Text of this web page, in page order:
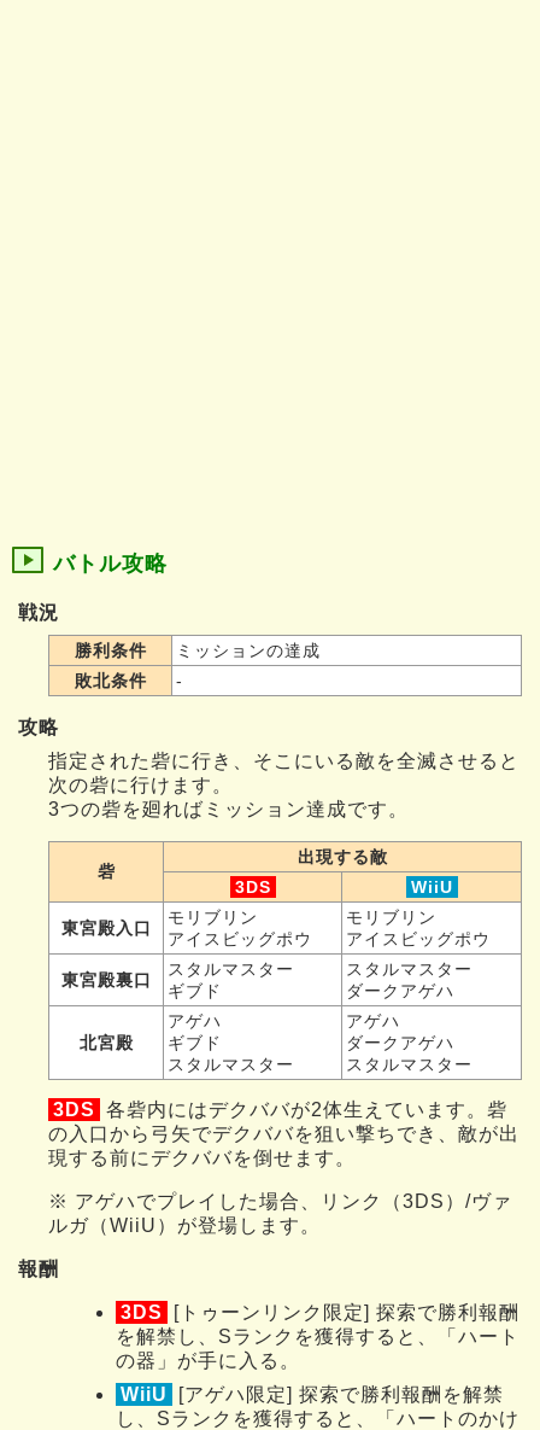
バトル攻略
戦況
勝利条件
ミッションの達成
敗北条件
-
攻略
指定された砦に行き、そこにいる敵を全滅させると
次の砦に行けます。
3つの砦を廻ればミッション達成です。
砦
出現する敵
3DS
WiiU
東宮殿入口
モリブリン
アイスビッグポウ
モリブリン
アイスビッグポウ
東宮殿裏口
スタルマスター
ギブド
スタルマスター
ダークアゲハ
北宮殿
アゲハ
ギブド
スタルマスター
アゲハ
ダークアゲハ
スタルマスター
3DS
各砦内にはデクババが2体生えています。砦
の入口から弓矢でデクババを狙い撃ちでき、敵が出
現する前にデクババを倒せます。
※ アゲハでプレイした場合、リンク（3DS）/ヴァ
ルガ（WiiU）が登場します。
報酬
3DS
[トゥーンリンク限定] 探索で勝利報酬
を解禁し、Sランクを獲得すると、「ハート
の器」が手に入る。
WiiU
[アゲハ限定] 探索で勝利報酬を解禁
し、Sランクを獲得すると、「ハートのかけ